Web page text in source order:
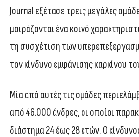
Journal εξέτασε τρεις μεγάλες
μοιράζονται ένα κοινό
τη συσχέτιση των
τον κίνδυνο εμφάνισης καρκίνου
Μία από αυτές τις ομάδες
από 46.000 άνδρες, οι οποίοι
διάστημα 24 έως 28 ετών. Ο